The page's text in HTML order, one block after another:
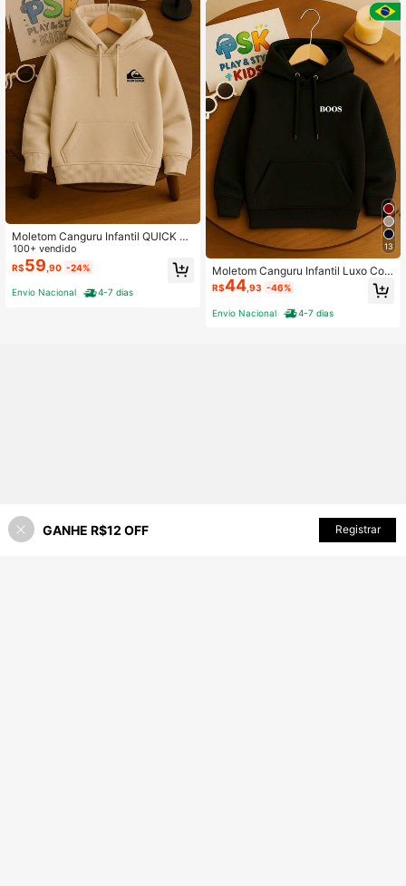
Moletom Canguru Infantil QUICK SI
LVER Com Capuz Algodão Criança
Confortável Várias Cores e Tamanh
o
100+ vendido
R$59 ,90 -24%
Envio Nacional 4-7 dias
13
Moletom Canguru Infantil Luxo Com
Capuz Algodão Criança Confortáve
l Várias Cores e Tamanho
R$44 ,93 -46%
Envio Nacional 4-7 dias
2% OFF! ADICIONAR AO CARRINHO
GANHE R$12 OFF Registrar